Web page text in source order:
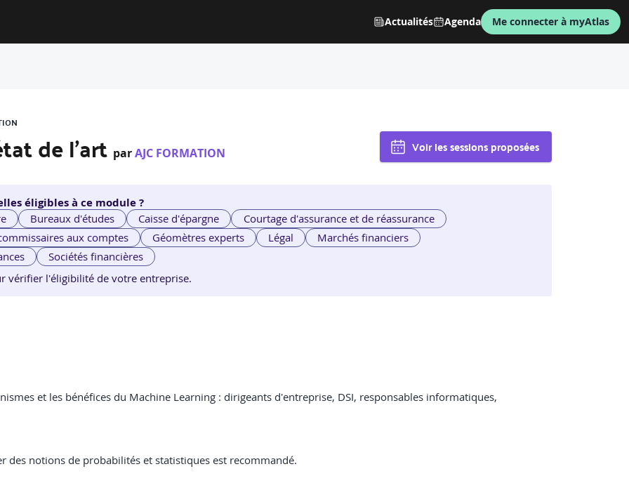
Actualités Agenda Me connecter à myAtlas
de l'art parAJC FORMATION Voir les sessions proposées
éligibles à ce module ?
Bureaux d'études Caisse d'épargne
Courtage d'assurance et de réassurance
aux comptes Géomètres experts Légal
Marchés financiers
Sociétés financières
vérifier l'éligibilité de votre entreprise.
et les bénéfices du Machine Learning : dirigeants d'entreprise, DSI, responsables informatiques,
des notions de probabilités et statistiques est recommandé.